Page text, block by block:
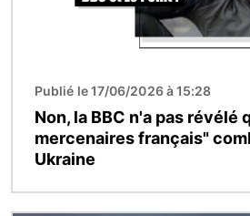
Publié le 17/06/2026 à 15:28
Non, la BBC n'a pas révélé
mercenaires français"
Ukraine